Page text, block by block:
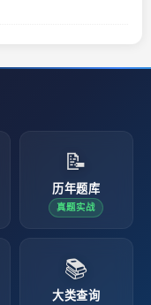
📝
历年题库
真题实战
📚
大类查询